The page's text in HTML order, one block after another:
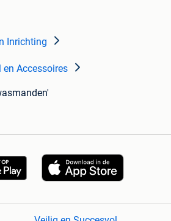
Inrichting
Accessoires